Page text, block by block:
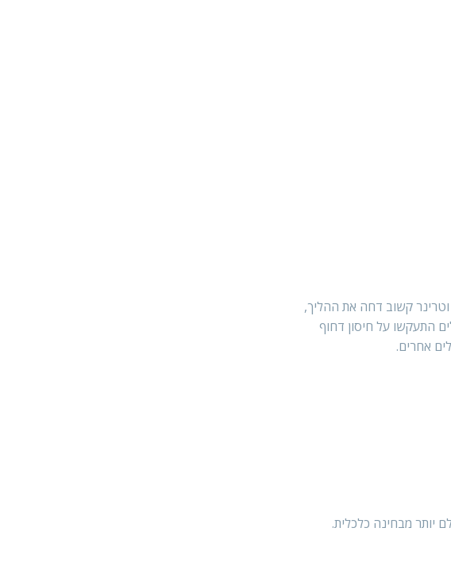
קשוב דחה את ההליך,
התעקשו על חיסון דחוף
יותר מבחינה כלכלית.